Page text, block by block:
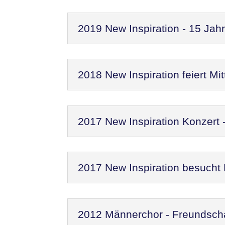
2019 New Inspiration - 15
2018 New Inspiration feiert
2017 New Inspiration Konzert
2017 New Inspiration
2012 Männerchor -